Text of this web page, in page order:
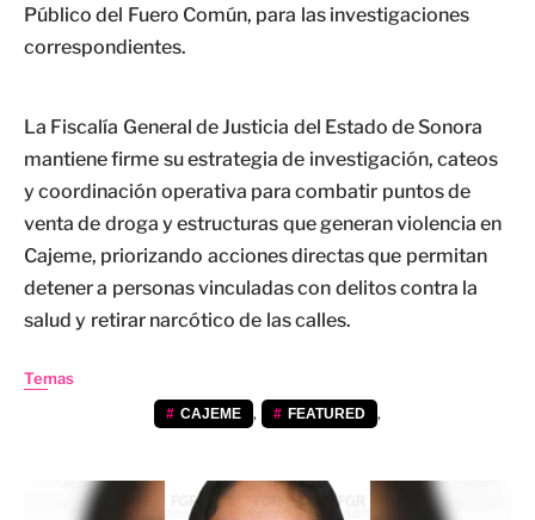
Público del Fuero Común, para las investigaciones
correspondientes.
La Fiscalía General de Justicia del Estado de Sonora
mantiene firme su estrategia de investigación, cateos
y coordinación operativa para combatir puntos de
venta de droga y estructuras que generan violencia en
Cajeme, priorizando acciones directas que permitan
detener a personas vinculadas con delitos contra la
salud y retirar narcótico de las calles.
Temas
CAJEME , FEATURED ,